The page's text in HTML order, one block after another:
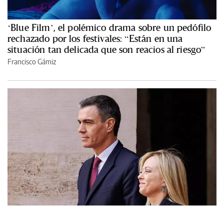
‘Blue Film’, el polémico drama sobre un pedófilo
rechazado por los festivales: “Están en una
situación tan delicada que son reacios al riesgo”
Francisco Gámiz